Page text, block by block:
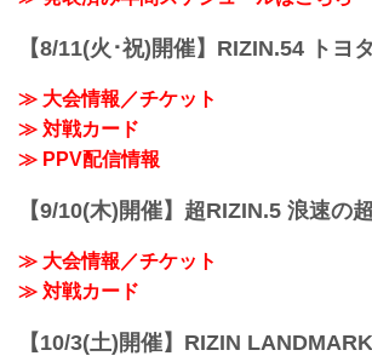
大会概要
+WEED presents
RIZIN FFオフィシャ
します。
≫ +...
【8/11(火･祝)開催】RIZIN.54 トヨ
≫ 大会情報／チケット
≫ 対戦カード
≫ PPV配信情報
【9/10(木)開催】超RIZIN.5 浪速の
≫ 大会情報／チケット
≫ 対戦カード
【10/3(土)開催】RIZIN